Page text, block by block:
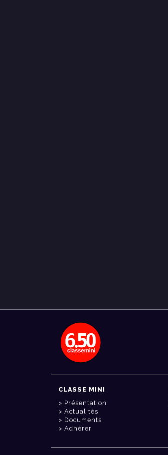
CLASSE MINI
Présentation
Actualités
Documents
Adhérer